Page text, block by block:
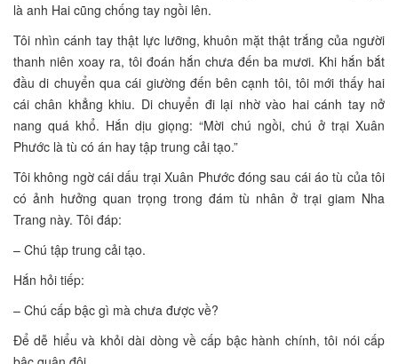
là anh Hai cũng chống tay ngồi lên.
Tôi nhìn cánh tay thật lực lưỡng, khuôn mặt thật trắng của người
thanh niên xoay ra, tôi đoán hắn chưa đến ba mươi. Khi hắn bắt
đầu di chuyển qua cái giường đến bên cạnh tôi, tôi mới thấy hai
cái chân khẳng khiu. Di chuyển đi lại nhờ vào hai cánh tay nở
nang quá khổ. Hắn dịu giọng: “Mời chú ngồi, chú ở trại Xuân
Phước là tù có án hay tập trung cải tạo.”
Tôi không ngờ cái dấu trại Xuân Phước đóng sau cái áo tù của tôi
có ảnh hưởng quan trọng trong đám tù nhân ở trại giam Nha
Trang này. Tôi đáp:
– Chú tập trung cải tạo.
Hắn hỏi tiếp:
– Chú cấp bậc gì mà chưa được về?
Để dễ hiểu và khỏi dài dòng về cấp bậc hành chính, tôi nói cấp